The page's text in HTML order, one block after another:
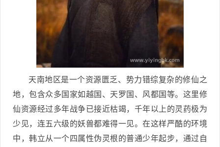
天南地区是一个资源匮乏、势力错综复杂的修仙之
地，包含众多国家如越国、天罗国、风都国等。这里修
仙资源经过多年战争已接近枯竭，千年以上的灵药极为
少见，连五六级的妖兽都难得一见。在这样严酷的环境
中，韩立从一个四属性伪灵根的普通少年起步，通过自